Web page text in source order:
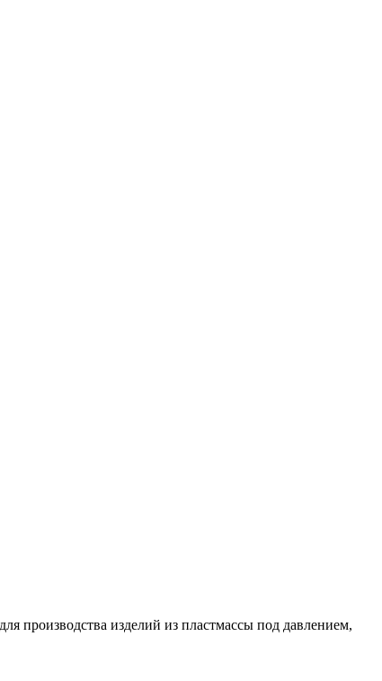
производства изделий из пластмассы под давлением,